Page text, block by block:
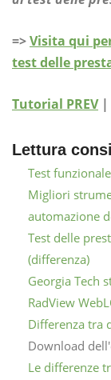
=>Visita qui
test delle
Tutorial PREV|
Lettura
Test
Migliori
automazione
Test delle
(differenza)
Georgia Tech
RadView
Differenza tra
Download
Le differenze